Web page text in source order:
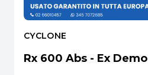
CYCLONE
Rx 600 Abs - Ex Demo